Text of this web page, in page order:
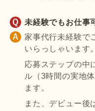
未経験でもお仕事
家事代行未経験で
いらっしゃいます。
応募ステップの中
ル（3時間の実地
ます。
また、デビュー後